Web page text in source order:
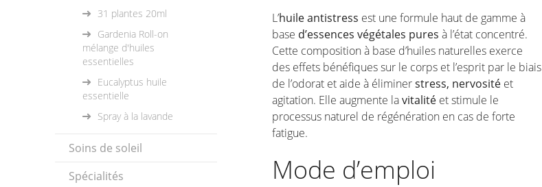
31 plantes 20ml
Gardenia Roll-on
mélange d'huiles
essentielles
Eucalyptus huile
essentielle
Spray à la lavande
Soins de soleil
Spécialités
L’huile antistress est une formule haut de gamme à
base d’essences végétales pures à l’état concentré.
Cette composition à base d’huiles naturelles exerce
des effets bénéfiques sur le corps et l’esprit par le biais
de l’odorat et aide à éliminerstress, nervosité et
agitation. Elle augmente lavitalité et stimule le
processus naturel de régénération en cas de forte
fatigue.
Mode d’emploi